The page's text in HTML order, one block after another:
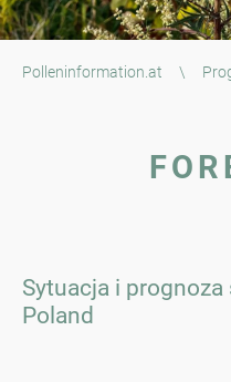
Polleninformation.at \
Sytuacja i
Poland